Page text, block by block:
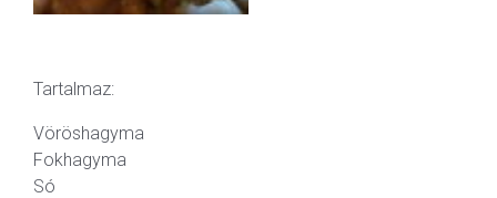
Tartalmaz:
Vöröshagyma
Fokhagyma
Só